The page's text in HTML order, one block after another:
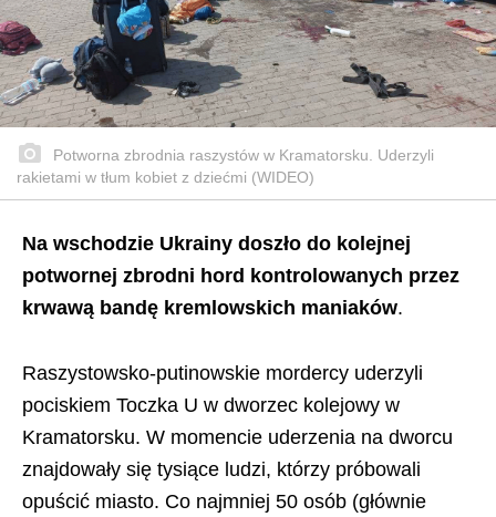
Potworna zbrodnia raszystów w Kramatorsku. Uderzyli
rakietami w tłum kobiet z dziećmi (WIDEO)
Na wschodzie Ukrainy doszło do kolejnej
potwornej zbrodni hord kontrolowanych przez
krwawą bandę kremlowskich maniaków.
Raszystowsko-putinowskie mordercy uderzyli
pociskiem Toczka U w dworzec kolejowy w
Kramatorsku. W momencie uderzenia na dworcu
znajdowały się tysiące ludzi, którzy próbowali
opuścić miasto. Co najmniej 50 osób (głównie